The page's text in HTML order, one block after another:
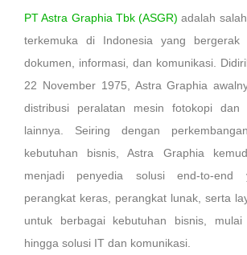
PT Astra Graphia Tbk (ASGR) adalah
terkemuka di Indonesia yang
dokumen, informasi, dan komunikasi.
22 November 1975, Astra Graphia
distribusi peralatan mesin fotokopi dan
lainnya. Seiring dengan
kebutuhan bisnis, Astra Graphia
menjadi penyedia solusi end-to-end
perangkat keras, perangkat lunak, serta
untuk berbagai kebutuhan bisnis, mulai
hingga solusi IT dan komunikasi.